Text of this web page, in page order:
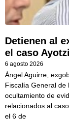
Detienen al
el caso
6 agosto 2026
Ángel Aguirre,
Fiscalía General de
ocultamiento de
relacionados al
el 6 de